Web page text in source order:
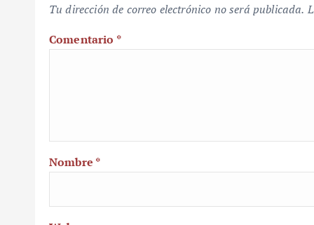
Tu dirección de correo electrónico no será publicada.
Comentario *
Nombre *